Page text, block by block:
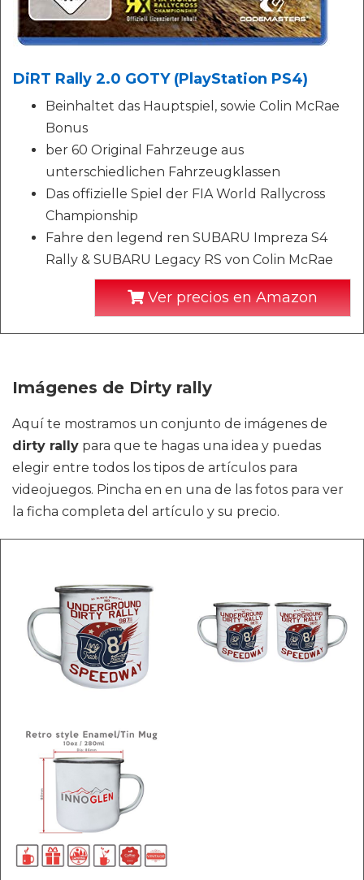
DiRT Rally 2.0 GOTY (PlayStation PS4)
Beinhaltet das Hauptspiel, sowie Colin McRae
Bonus
ber 60 Original Fahrzeuge aus
unterschiedlichen Fahrzeugklassen
Das offizielle Spiel der FIA World Rallycross
Championship
Fahre den legend ren SUBARU Impreza S4
Rally & SUBARU Legacy RS von Colin McRae
Ver precios en Amazon
Imágenes de Dirty rally
Aquí te mostramos un conjunto de imágenes de
dirty rally para que te hagas una idea y puedas
elegir entre todos los tipos de artículos para
videojuegos. Pincha en en una de las fotos para ver
la ficha completa del artículo y su precio.